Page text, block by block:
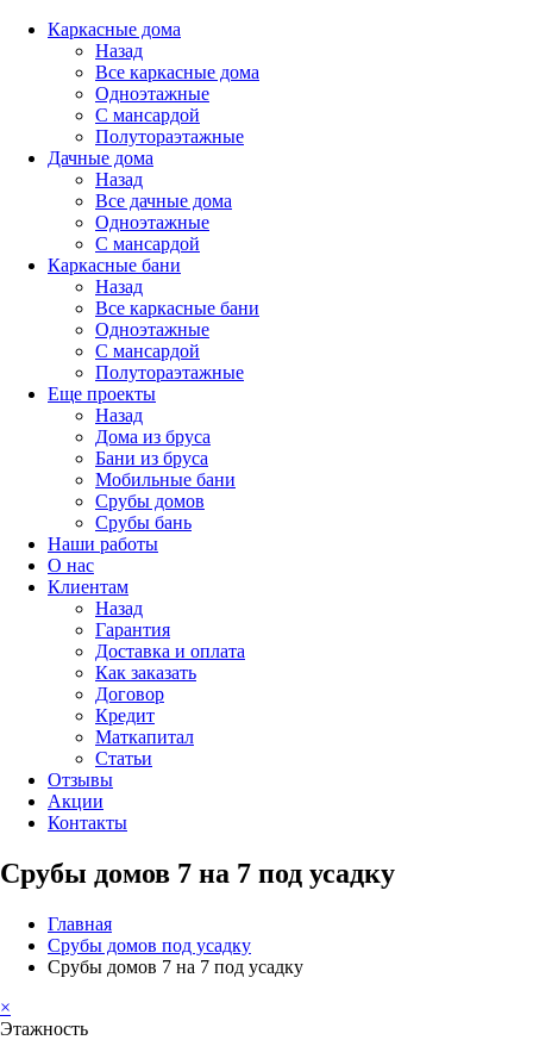
Каркасные дома
Назад
Все каркасные дома
Одноэтажные
С мансардой
Полутораэтажные
Дачные дома
Назад
Все дачные дома
Одноэтажные
С мансардой
Каркасные бани
Назад
Все каркасные бани
Одноэтажные
С мансардой
Полутораэтажные
Еще проекты
Назад
Дома из бруса
Бани из бруса
Мобильные бани
Срубы домов
Срубы бань
Наши работы
О нас
Клиентам
Назад
Гарантия
Доставка и оплата
Как заказать
Договор
Кредит
Маткапитал
Статьи
Отзывы
Акции
Контакты
Срубы домов 7 на 7 под усадку
Главная
Срубы домов под усадку
Срубы домов 7 на 7 под усадку
×
Этажность